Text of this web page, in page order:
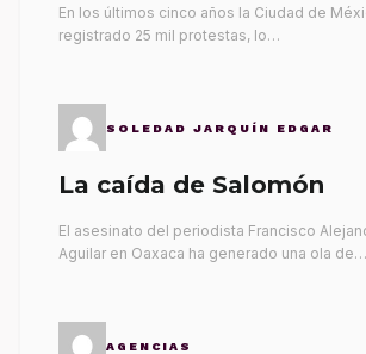
En los últimos cinco años la Ciudad de
registrado 25 mil protestas, lo…
SOLEDAD JARQUÍN EDGAR
La caída de Salomón
El asesinato del periodista Francisco
Aguilar en Oaxaca ha generado una ola de…
AGENCIAS